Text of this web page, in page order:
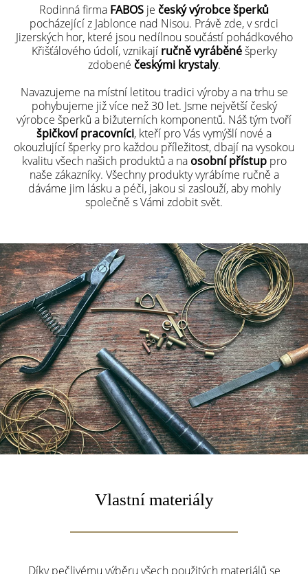
Rodinná firma FABOS je český výrobce šperků
pocházející z Jablonce nad Nisou. Právě zde, v srdci
Jizerských hor, které jsou nedílnou součástí pohádkového
Křišťálového údolí, vznikají ručně vyráběnéšperky
zdobené českými krystaly.
Navazujeme na místní letitou tradici výroby a na trhu se
pohybujeme již více než 30 let. Jsme největší český
výrobce šperků a bižuterních komponentů. Náš tým tvoří
špičkoví pracovníci, kteří pro Vás vymýšlí nové a
okouzlující šperky pro každou příležitost, dbají na vysokou
kvalitu všech našich produktů a na osobní přístuppro
naše zákazníky. Všechny produkty vyrábíme ručně a
dáváme jim lásku a péči, jakou si zaslouží, aby mohly
společně s Vámi zdobit svět.
Vlastní materiály
Díky pečlivému výběru všech použitých materiálů se